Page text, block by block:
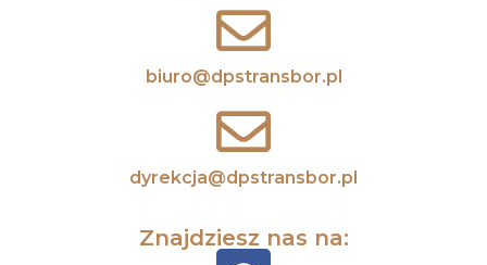
biuro@dpstransbor.pl
dyrekcja@dpstransbor.pl
Znajdziesz nas na: